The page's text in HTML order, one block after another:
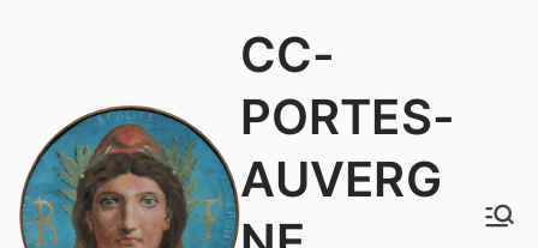
CC-
PORTES-
AUVERG